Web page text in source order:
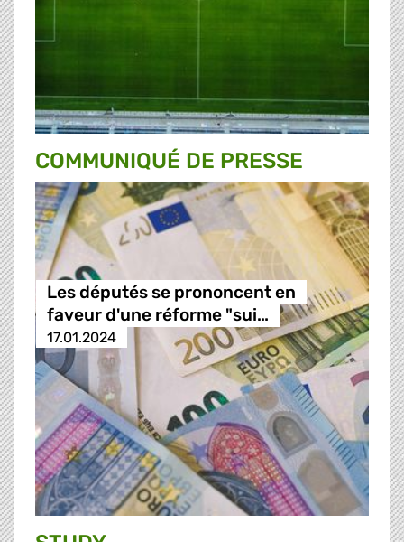
COMMUNIQUÉ DE PRESSE
Les députés se prononcent en
faveur d'une réforme "sui…
17.01.2024